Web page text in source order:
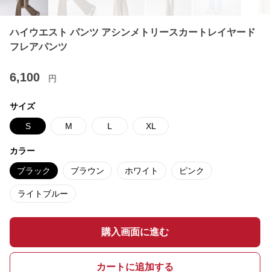
ハイウエスト パンツ アシンメトリースカートレイヤード
フレアパンツ
6,100 円
サイズ
S M L XL
カラー
ブラック ブラウン ホワイト ピンク
ライトブルー
購入画面に進む
カートに追加する